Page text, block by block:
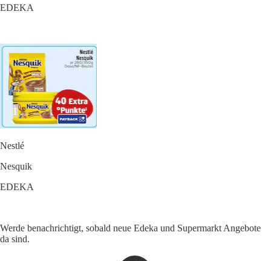
EDEKA
Nestlé
Nesquik
EDEKA
Werde benachrichtigt, sobald neue Edeka und Supermarkt Angebote
da sind.